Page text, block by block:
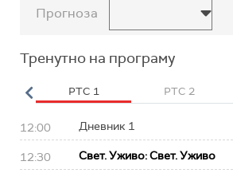
Прогноза
Тренутно на програму
РТС 1 РТС 2
12:00 Дневник 1
12:30 Свет. Уживо: Свет. Уживо